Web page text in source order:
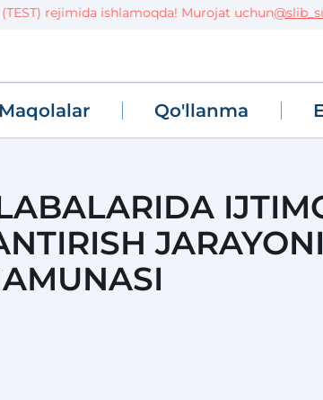
rejimida ishlamoqda! Murojat uchun
Maqolalar Qo'llanma